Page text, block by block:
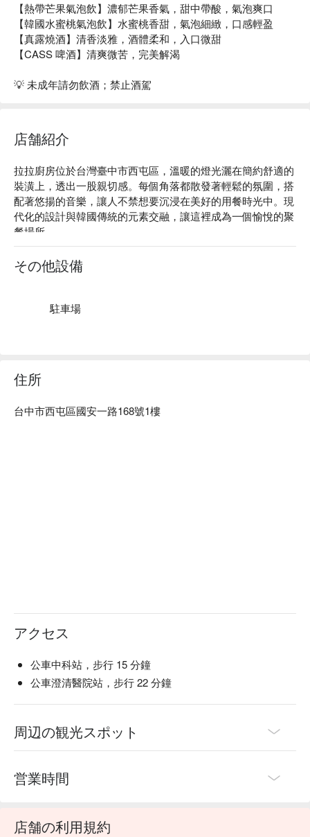
【熱帶芒果氣泡飲】濃郁芒果香氣，甜中帶酸，氣泡爽口
【韓國水蜜桃氣泡飲】水蜜桃香甜，氣泡細緻，口感輕盈
【真露燒酒】清香淡雅，酒體柔和，入口微甜
【CASS 啤酒】清爽微苦，完美解渴
💡 未成年請勿飲酒；禁止酒駕
店舗紹介
拉拉廚房位於台灣臺中市西屯區，溫暖的燈光灑在簡約舒適的
裝潢上，透出一股親切感。每個角落都散發著輕鬆的氛圍，搭
配著悠揚的音樂，讓人不禁想要沉浸在美好的用餐時光中。現
代化的設計與韓國傳統的元素交融，讓這裡成為一個愉悅的聚
餐場所。
在這樣的氛圍中，海鮮豆腐鍋、韓式炸雞、辣牛肉鍋和真露燒
酒等招牌菜品，成為提升聚會或用餐體驗的完美催化劑。
🤩 玩樂情報
【海鮮豆腐鍋】豆腐嫩滑，海鮮鮮甜，湯底濃郁
【黃金奇異果氣泡飲】清新奇異果香氣，微酸甜中帶氣泡感
【果莓氣泡飲】果香濃郁，酸甜平衡，氣泡輕柔
【熱帶芒果氣泡飲】濃郁芒果香氣，甜中帶酸，氣泡爽口
【韓國水蜜桃氣泡飲】水蜜桃香甜，氣泡細緻，口感輕盈
【真露燒酒】清香淡雅，酒體柔和，入口微甜
【CASS 啤酒】清爽微苦，完美解渴
その他設備
駐車場
住所
台中市西屯區國安一路168號1樓
アクセス
公車中科站，步行 15 分鐘
公車澄清醫院站，步行 22 分鐘
周辺の観光スポット
営業時間
店舗の利用規約